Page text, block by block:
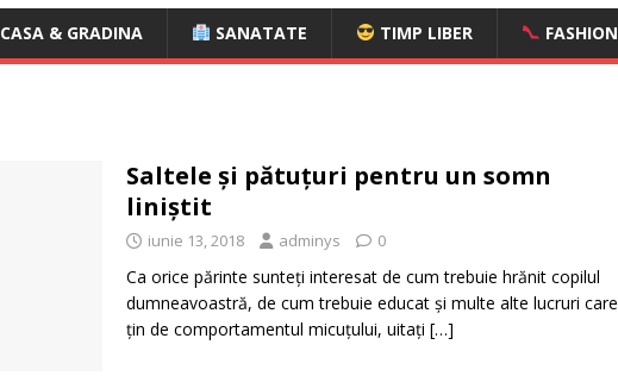
CASA & GRADINA SANATATE TIMP LIBER FASHION
Saltele și pătuţuri pentru un somn
liniştit
iunie 13, 2018 adminys 0
Ca orice părinte sunteţi interesat de cum trebuie hrănit copilul
dumneavoastră, de cum trebuie educat şi multe alte lucruri care
ţin de comportamentul micuţului, uitaţi […]